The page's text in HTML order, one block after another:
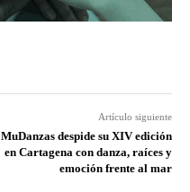
Artículo siguiente
MuDanzas despide su XIV edición
en Cartagena con danza, raíces y
emoción frente al mar